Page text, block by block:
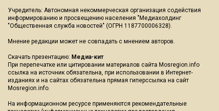
Учредитель: Автономная некоммерческая организация содействия
информированию и просвещению населения "Медиахолдинг
"Общественная служба новостей" (ОГРН 1187700006328).
Мнение редакции может не совпадать с мнением авторов.
Скачать презентацию: Медиа-кит
При перепечатке или цитировании материалов сайта Mosregion.info
ссылка на источник обязательна, при использовании в Интернет-
изданиях и на сайтах обязательна прямая гиперссылка на сайт
Mosregion.info.
На информационном ресурсе применяются рекомендательные